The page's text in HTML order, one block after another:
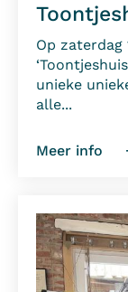
Op zaterdag
unieke
alle...
Meer info